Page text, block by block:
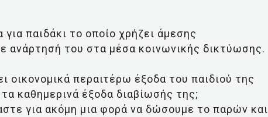
παιδάκι το οποίο χρήζει άμεσης
ανάρτησή του στα μέσα κοινωνικής δικτύωσης.
οικονομικά περαιτέρω έξοδα του παιδιού της
καθημερινά έξοδα διαβίωσής της;
για ακόμη μια φορά να δώσουμε το παρών και